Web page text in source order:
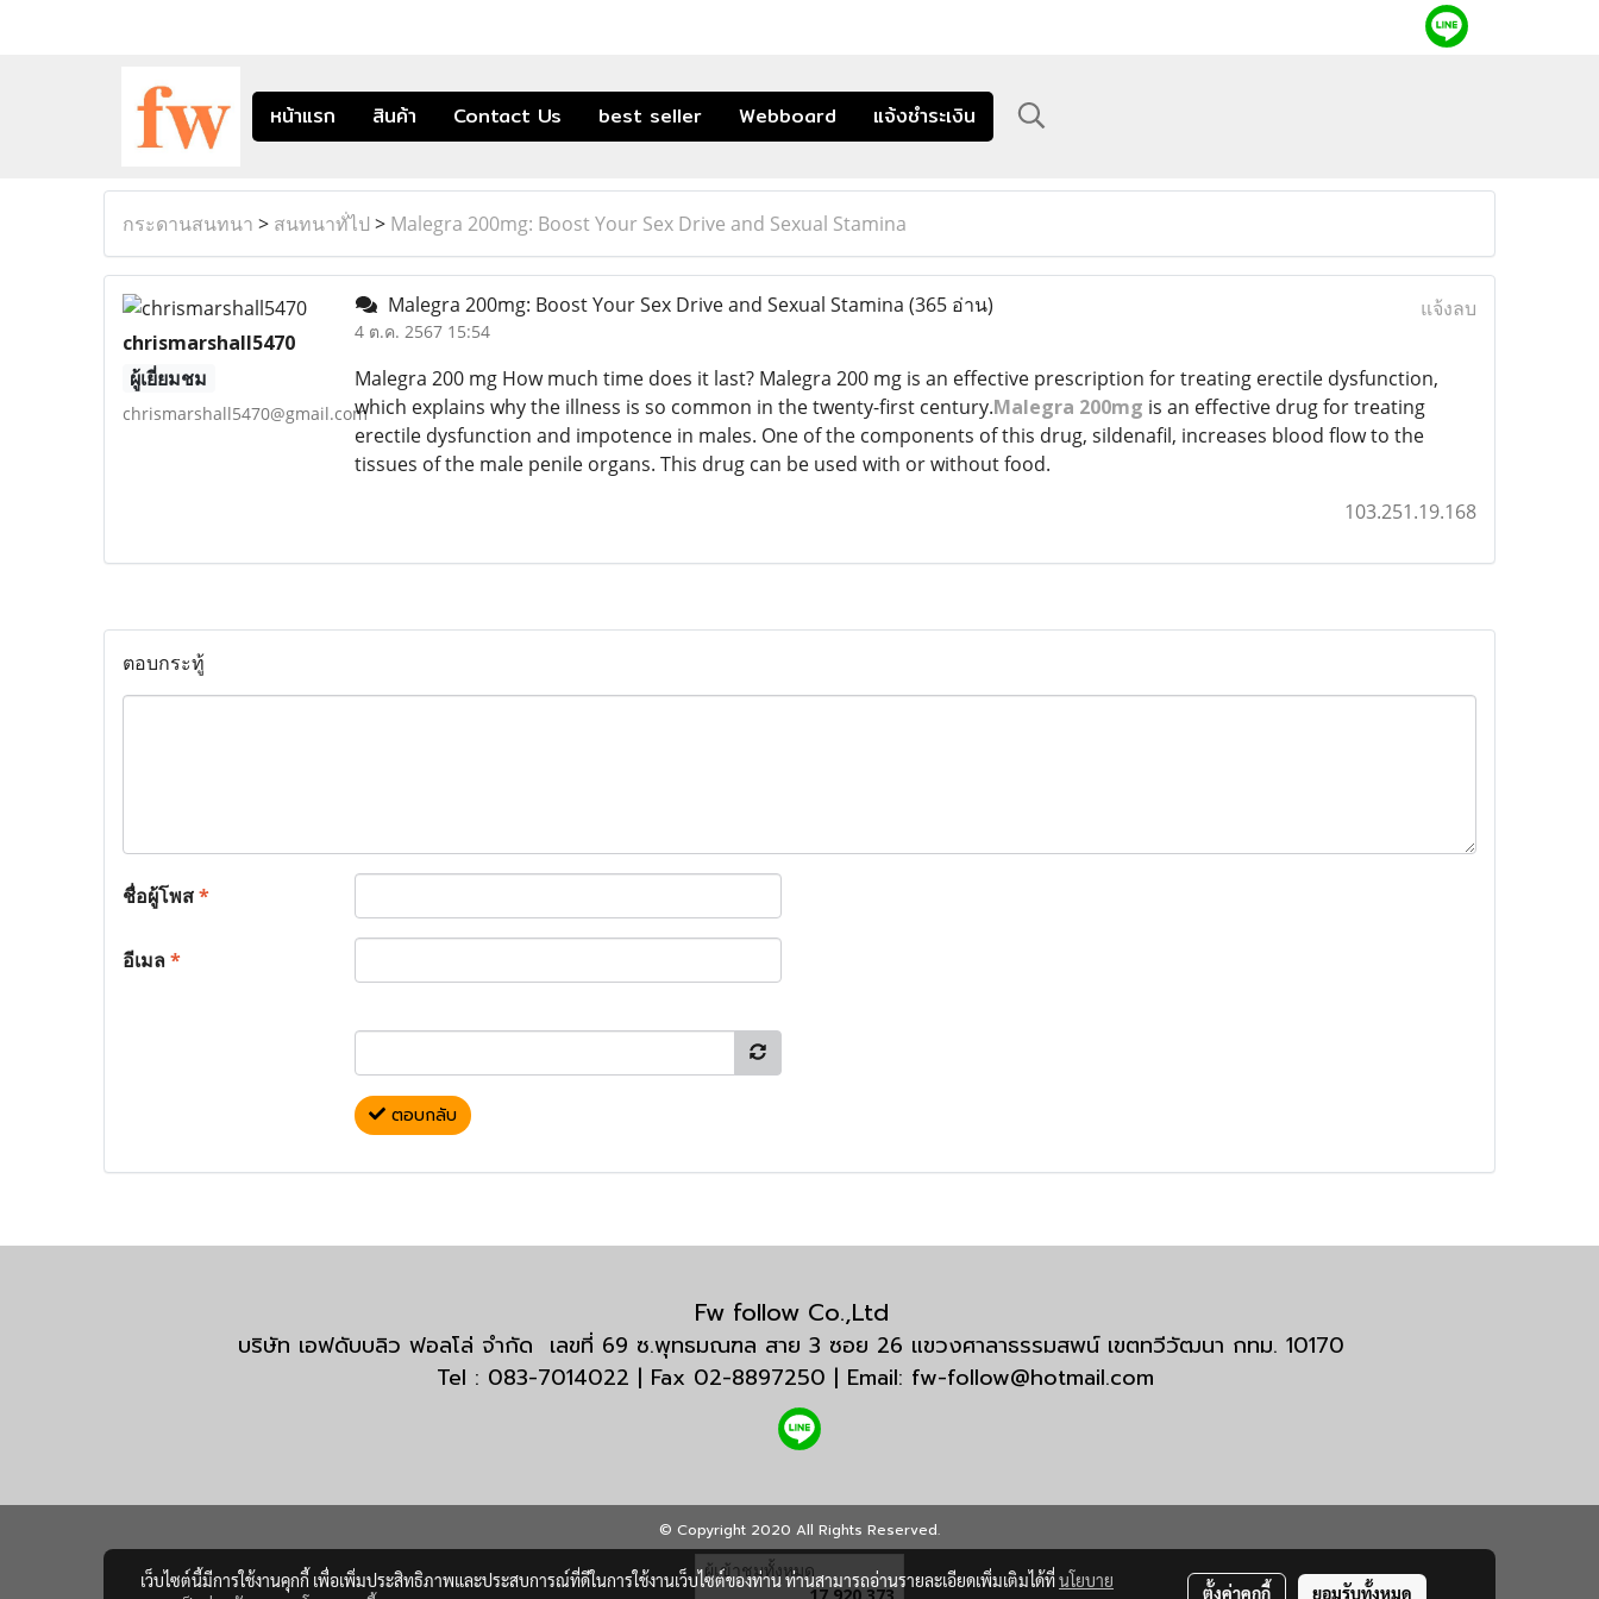
หน้าแรก สินค้า Contact Us best seller Webboard แจ้งชำระเงิน
กระดานสนทนา > สนทนาทั่ไป > Malegra 200mg: Boost Your Sex Drive and Sexual Stamina
chrismarshall5470
ผู้เยี่ยมชม
chrismarshall5470@gmail.com
Malegra 200mg: Boost Your Sex Drive and Sexual Stamina (365 อ่าน)
4 ต.ค. 2567 15:54
แจ้งลบ
Malegra 200 mg How much time does it last? Malegra 200 mg is an effective prescription for treating erectile dysfunction,
which explains why the illness is so common in the twenty-first century.Malegra 200mg is an effective drug for treating
erectile dysfunction and impotence in males. One of the components of this drug, sildenafil, increases blood flow to the
tissues of the male penile organs. This drug can be used with or without food.
103.251.19.168
ตอบกระทู้
ชื่อผู้โพส*
อีเมล*
ตอบกลับ
Fw follow Co.,Ltd
บริษัท เอฟดับบลิว ฟอลโล่ จำกัด เลขที่ 69 ซ.พุทธมณฑล สาย 3 ซอย 26 แขวงศาลาธรรมสพน์ เขตทวีวัฒนา กทม. 10170
Tel : 083-7014022 | Fax 02-8897250 | Email: fw-follow@hotmail.com
© Copyright 2020 All Rights Reserved.
ผู้เข้าชมทั้งหมด
เว็บไซต์นี้มีการใช้งานคุกกี้ เพื่อเพิ่มประสิทธิภาพและประสบการณ์ที่ดีในการใช้งานเว็บไซต์ของท่าน ท่านสามารถอ่านรายละเอียดเพิ่มเติมได้ที่นโยบาย
ตั้งค่าคุกกี้ ยอมรับทั้งหมด